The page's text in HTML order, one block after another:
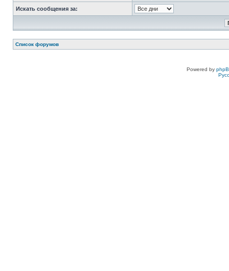
Искать сообщения за:
Список форумов
Powered by